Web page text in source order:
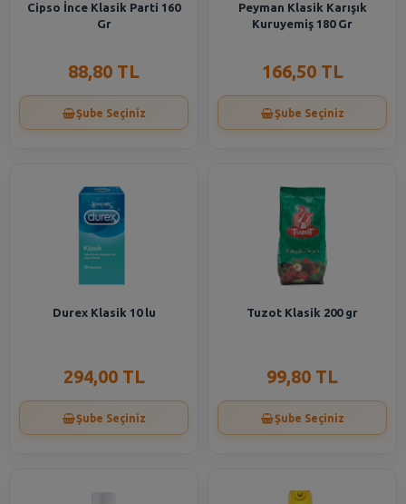
Cipso İnce Klasik Parti 160
Gr
88,80 TL
Şube Seçiniz
Peyman Klasik Karışık
Kuruyemiş 180 Gr
166,50 TL
Şube Seçiniz
Durex Klasik 10 lu
294,00 TL
Şube Seçiniz
Tuzot Klasik 200 gr
99,80 TL
Şube Seçiniz